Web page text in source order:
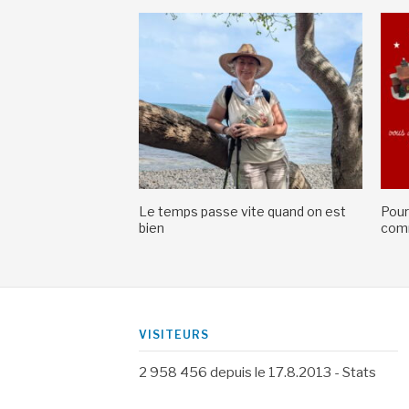
Le temps passe vite quand on est
bien
VISITEURS
2 958 456 depuis le 17.8.2013 - Stats